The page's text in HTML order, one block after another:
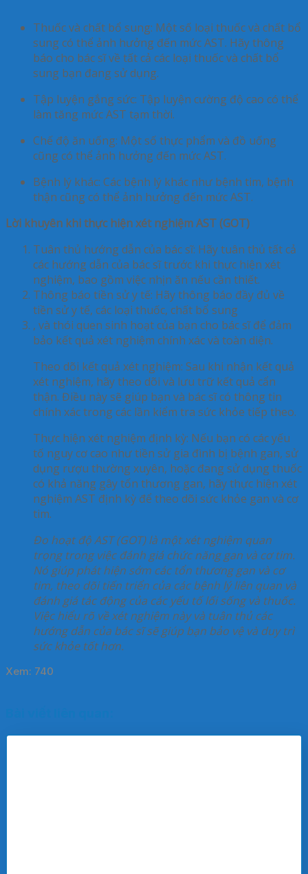
Thuốc và chất bổ sung: Một số loại thuốc và chất bổ
sung có thể ảnh hưởng đến mức AST. Hãy thông
báo cho bác sĩ về tất cả các loại thuốc và chất bổ
sung bạn đang sử dụng.
Tập luyện gắng sức: Tập luyện cường độ cao có thể
làm tăng mức AST tạm thời.
Chế độ ăn uống: Một số thực phẩm và đồ uống
cũng có thể ảnh hưởng đến mức AST.
Bệnh lý khác: Các bệnh lý khác như bệnh tim, bệnh
thận cũng có thể ảnh hưởng đến mức AST.
Lời khuyên khi thực hiện xét nghiệm AST (GOT)
Tuân thủ hướng dẫn của bác sĩ: Hãy tuân thủ tất cả
các hướng dẫn của bác sĩ trước khi thực hiện xét
nghiệm, bao gồm việc nhịn ăn nếu cần thiết.
Thông báo tiền sử y tế: Hãy thông báo đầy đủ về
tiền sử y tế, các loại thuốc, chất bổ sung
, và thói quen sinh hoạt của bạn cho bác sĩ để đảm
bảo kết quả xét nghiệm chính xác và toàn diện.
Theo dõi kết quả xét nghiệm: Sau khi nhận kết quả
xét nghiệm, hãy theo dõi và lưu trữ kết quả cẩn
thận. Điều này sẽ giúp bạn và bác sĩ có thông tin
chính xác trong các lần kiểm tra sức khỏe tiếp theo.
Thực hiện xét nghiệm định kỳ: Nếu bạn có các yếu
tố nguy cơ cao như tiền sử gia đình bị bệnh gan, sử
dụng rượu thường xuyên, hoặc đang sử dụng thuốc
có khả năng gây tổn thương gan, hãy thực hiện xét
nghiệm AST định kỳ để theo dõi sức khỏe gan và cơ
tim.
Đo hoạt độ AST (GOT) là một xét nghiệm quan
trọng trong việc đánh giá chức năng gan và cơ tim.
Nó giúp phát hiện sớm các tổn thương gan và cơ
tim, theo dõi tiến triển của các bệnh lý liên quan và
đánh giá tác động của các yếu tố lối sống và thuốc.
Việc hiểu rõ về xét nghiệm này và tuân thủ các
hướng dẫn của bác sĩ sẽ giúp bạn bảo vệ và duy trì
sức khỏe tốt hơn.
Xem: 740